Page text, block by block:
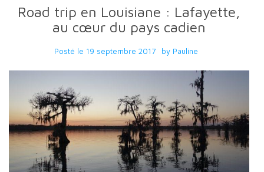
Road trip en Louisiane : Lafayette,
au cœur du pays cadien
Posté le 19 septembre 2017 by Pauline